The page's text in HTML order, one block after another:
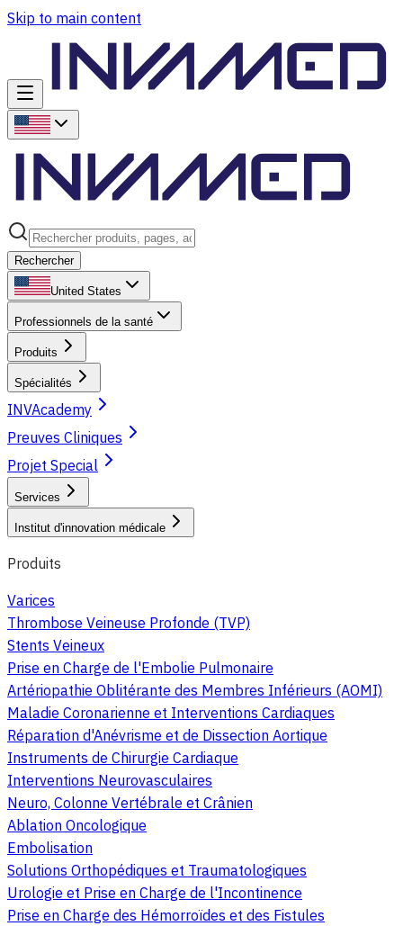
Skip to main content
Rechercher
United States
Professionnels de la santé
Produits
Spécialités
INVAcademy
Preuves Cliniques
Projet Special
Services
Institut d'innovation médicale
Produits
Varices
Thrombose Veineuse Profonde (TVP)
Stents Veineux
Prise en Charge de l'Embolie Pulmonaire
Artériopathie Oblitérante des Membres Inférieurs (AOMI)
Maladie Coronarienne et Interventions Cardiaques
Réparation d'Anévrisme et de Dissection Aortique
Instruments de Chirurgie Cardiaque
Interventions Neurovasculaires
Neuro, Colonne Vertébrale et Crânien
Ablation Oncologique
Embolisation
Solutions Orthopédiques et Traumatologiques
Urologie et Prise en Charge de l'Incontinence
Prise en Charge des Hémorroïdes et des Fistules